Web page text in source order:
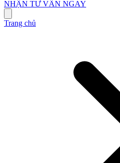
NHẬN TƯ VẤN NGAY
Trang chủ